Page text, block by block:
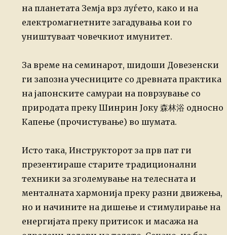
на планетата Земја врз луѓето, како и на
електромагнетните загадувања кои го
уништуваат човечкиот имунитет.
За време на семинарот, шидоши Довезенски
ги запозна учесниците со древната практика
на јапонските самураи на поврзување со
природата преку Шинрин Јоку 森林浴 односно
Капење (прочистување) во шумата.
Исто така, Инструкторот за прв пат ги
презентираше старите традиционални
техники за зголемување на телесната и
менталната хармонија преку разни движења,
но и начините на дишење и стимулирање на
енергијата преку притисок и масажа на